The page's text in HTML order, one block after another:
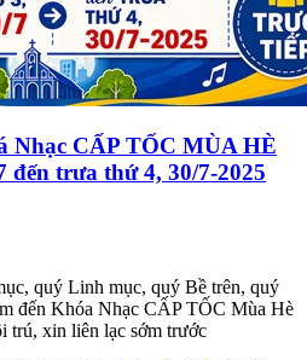
Nhạc CẤP TỐC MÙA HÈ
đến trưa thứ 4, 30/7-2025
quý Linh mục, quý Bề trên, quý
đến Khóa Nhạc CẤP TỐC Mùa Hè
trú, xin liên lạc sớm trước